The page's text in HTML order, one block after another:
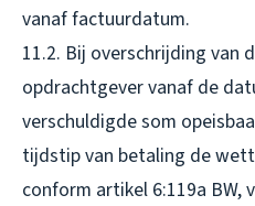
vanaf factuurdatum.
11.2. Bij overschrijding van
opdrachtgever vanaf de
verschuldigde som
tijdstip van betaling de
conform artikel 6:119a BW,